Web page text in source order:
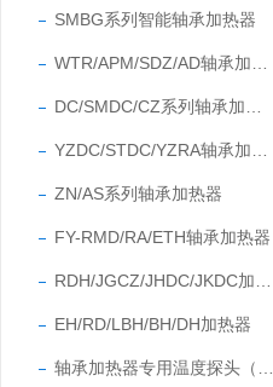
SMBG系列智能轴承加热器
ZN/AS系列轴承加热器
FY-RMD/RA/ETH轴承加热器
EH/RD/LBH/BH/DH加热器